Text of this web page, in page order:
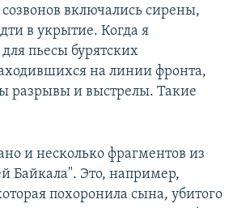
включались сирены,
в укрытие. Когда я
пьесы бурятских
на линии фронта,
разрывы и выстрелы. Такие
и несколько фрагментов из
Байкала". Это, например,
похоронила сына, убитого